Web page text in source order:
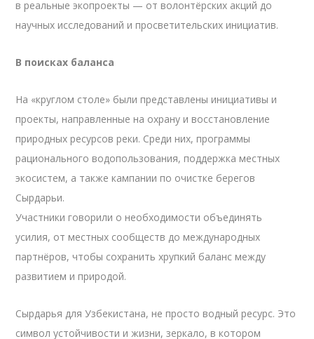
в реальные экопроекты — от волонтёрских акций до
научных исследований и просветительских инициатив.
В поисках баланса
На «круглом столе» были представлены инициативы и
проекты, направленные на охрану и восстановление
природных ресурсов реки. Среди них, программы
рационального водопользования, поддержка местных
экосистем, а также кампании по очистке берегов
Сырдарьи.
Участники говорили о необходимости объединять
усилия, от местных сообществ до международных
партнёров, чтобы сохранить хрупкий баланс между
развитием и природой.
Сырдарья для Узбекистана, не просто водный ресурс. Это
символ устойчивости и жизни, зеркало, в котором